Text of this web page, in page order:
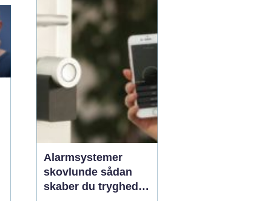
overskue både
praktikken og følelserne
på én gang. Mange
vælger derfor at få hjælp
til opkøb af dødsbo, så
rydning, sort...
Alarmsystemer
skovlunde sådan
skaber du tryghed i